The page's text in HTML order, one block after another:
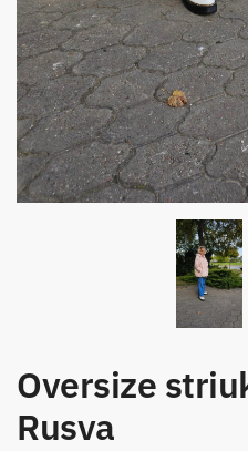
Oversize
Rusva